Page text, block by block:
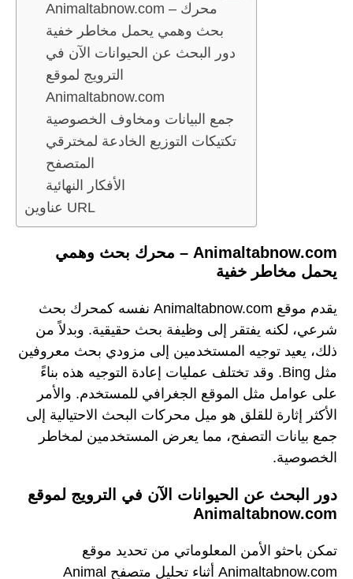
Animaltabnow.com – محرك
بحث وهمي يحمل مخاطر خفية
دور البحث عن الحيوانات الآن في
الترويج لموقع
Animaltabnow.com
جمع البيانات ومخاوف الخصوصية
تكتيكات التوزيع الخادعة لمخترقي
المتصفح
الأفكار النهائية
عناوين URL
Animaltabnow.com – محرك بحث وهمي
يحمل مخاطر خفية
يقدم موقع Animaltabnow.com نفسه كمحرك بحث
شرعي، لكنه يفتقر إلى وظيفة بحث حقيقية. وبدلاً من
ذلك، يعيد توجيه المستخدمين إلى مزودي بحث معروفين
مثل Bing. وقد تختلف عمليات إعادة التوجيه هذه بناءً
على عوامل مثل الموقع الجغرافي للمستخدم. والأمر
الأكثر إثارة للقلق هو ميل محركات البحث الاحتيالية إلى
جمع بيانات التصفح، مما يعرض المستخدمين لمخاطر
الخصوصية.
دور البحث عن الحيوانات الآن في الترويج لموقع
Animaltabnow.com
تمكن باحثو الأمن المعلوماتي من تحديد موقع
Animaltabnow.com أثناء تحليل متصفح Animal